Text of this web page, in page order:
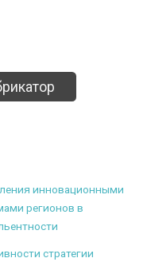
инновационными
регионов в
стратегии